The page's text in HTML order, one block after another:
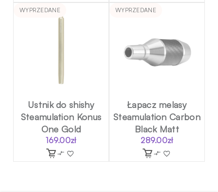
WYPRZEDANE
Ustnik do shishy
Steamulation Konus
One Gold
169.00zł
WYPRZEDANE
Łapacz melasy
Steamulation Carbon
Black Matt
289.00zł